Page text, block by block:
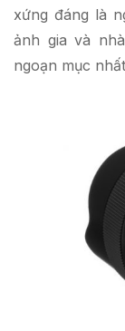
xứng đáng là
ảnh gia và
ngoạn mục